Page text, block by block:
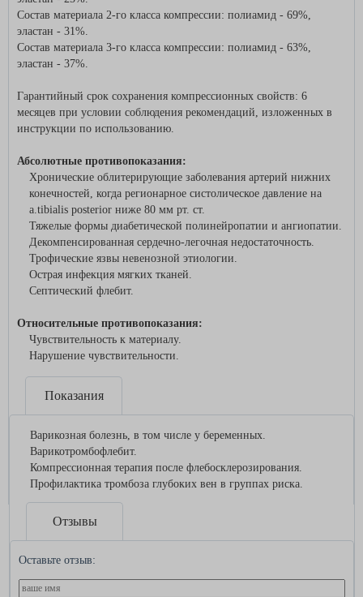
Состав материала 2-го класса компрессии: полиамид - 69%,
эластан - 31%.
Состав материала 3-го класса компрессии: полиамид - 63%,
эластан - 37%.
Гарантийный срок сохранения компрессионных свойств: 6
месяцев при условии соблюдения рекомендаций, изложенных в
инструкции по использованию.
Абсолютные противопоказания:
Хронические облитерирующие заболевания артерий нижних
конечностей, когда регионарное систолическое давление на
а.tibialis posterior ниже 80 мм рт. ст.
Тяжелые формы диабетической полинейропатии и ангиопатии.
Декомпенсированная сердечно-легочная недостаточность.
Трофические язвы невенозной этиологии.
Острая инфекция мягких тканей.
Септический флебит.
Относительные противопоказания:
Чувствительность к материалу.
Нарушение чувствительности.
Показания
Варикозная болезнь, в том числе у беременных.
Варикотромбофлебит.
Компрессионная терапия после флебосклерозирования.
Профилактика тромбоза глубоких вен в группах риска.
Отзывы
Оставьте отзыв: